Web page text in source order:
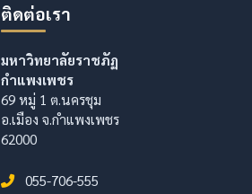
ติดต่อเรา
มหาวิทยาลัยราชภัฏ
กำแพงเพชร
69 หมู่ 1 ต.นครชุม
อ.เมือง จ.กำแพงเพชร
62000
055-706-555